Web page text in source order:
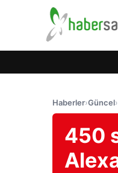
Haberler›Güncel›
450